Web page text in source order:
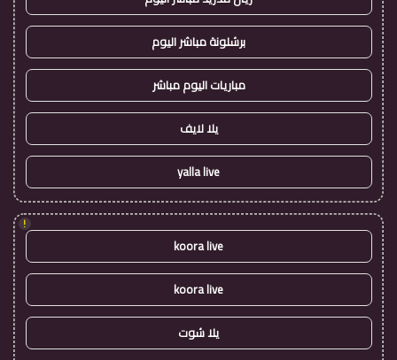
برشلونة مباشر اليوم
مباريات اليوم مباشر
يلا لايف
yalla live
!
koora live
koora live
يلا شوت